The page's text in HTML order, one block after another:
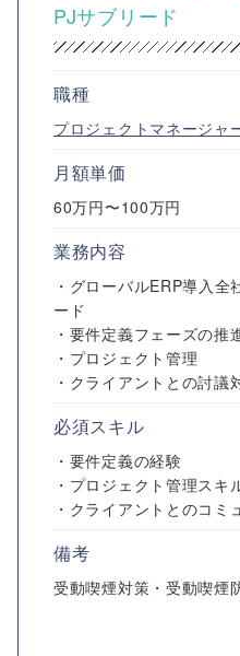
PJサブリード
職種
プロジェクトマネージャ
月額単価
60万円〜100万円
業務内容
・グローバルERP導入全
ード
・要件定義フェーズの推
・プロジェクト管理
・クライアントとの討議
必須スキル
・要件定義の経験
・プロジェクト管理スキ
・クライアントとのコミ
備考
受動喫煙対策・受動喫煙